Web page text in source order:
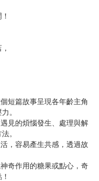
短篇故事呈現各年齡主角
。
見的煩惱發生、處理與解
。
，容易產生共感，透過故
奇作用的糖果或點心，奇